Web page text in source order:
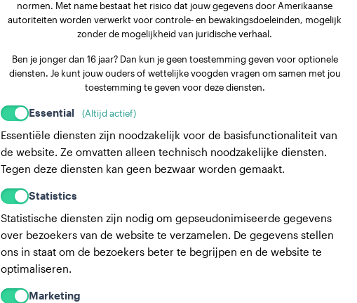
normen. Met name bestaat het risico dat jouw gegevens door Amerikaanse
autoriteiten worden verwerkt voor controle- en bewakingsdoeleinden, mogelijk
zonder de mogelijkheid van juridische verhaal.
Ben je jonger dan 16 jaar? Dan kun je geen toestemming geven voor optionele
diensten. Je kunt jouw ouders of wettelijke voogden vragen om samen met jou
toestemming te geven voor deze diensten.
Essential (Altijd actief)
Essentiële diensten zijn noodzakelijk voor de basisfunctionaliteit van
de website. Ze omvatten alleen technisch noodzakelijke diensten.
Tegen deze diensten kan geen bezwaar worden gemaakt.
Statistics
Statistische diensten zijn nodig om gepseudonimiseerde gegevens
over bezoekers van de website te verzamelen. De gegevens stellen
ons in staat om de bezoekers beter te begrijpen en de website te
optimaliseren.
Marketing